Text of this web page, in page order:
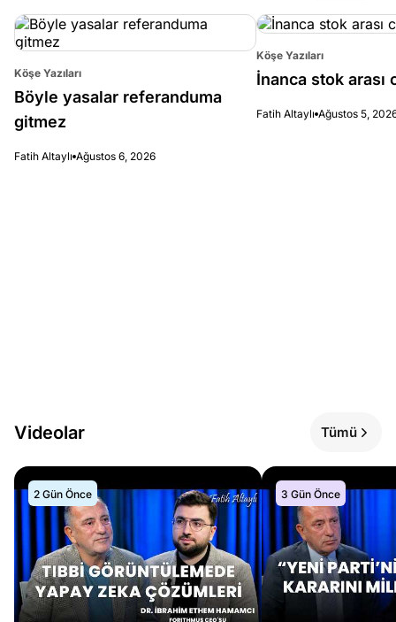
Köşe Yazıları
Böyle yasalar referanduma
gitmez
Fatih Altaylı Ağustos 6, 2026
Köşe Yazıları
İnanca stok arası
Fatih Altaylı Ağustos 5,
Videolar Tümü
2 Gün Önce 3 Gün Önce